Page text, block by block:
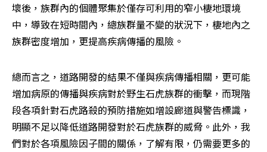
壞後，族群內的個體聚集於僅存可利用的窄小棲地環境
中，導致在短時間內，總族群量不變的狀況下，棲地內之
族群密度增加，更提高疾病傳播的風險。
總而言之，道路開發的結果不僅與疾病傳播相關，更可能
增加病原的傳播與疾病對於野生石虎族群的衝擊，而現階
段各項針對石虎路殺的預防措施如增設廊道與警告標識，
明顯不足以降低道路開發對於石虎族群的威脅。此外，我
們對於各項風險因子間的關係，了解有限，仍需要更多的